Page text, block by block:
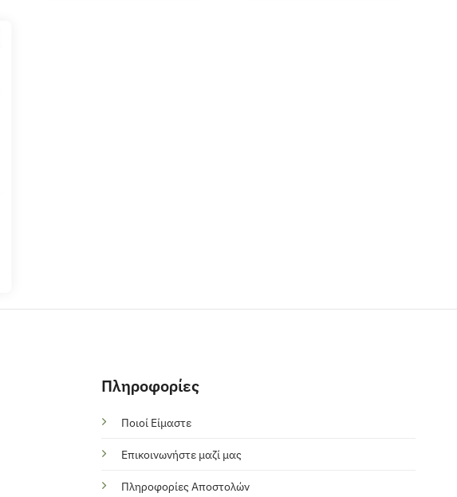
Πληροφορίες
Ποιοί Είμαστε
Επικοινωνήστε μαζί μας
Πληροφορίες Αποστολών